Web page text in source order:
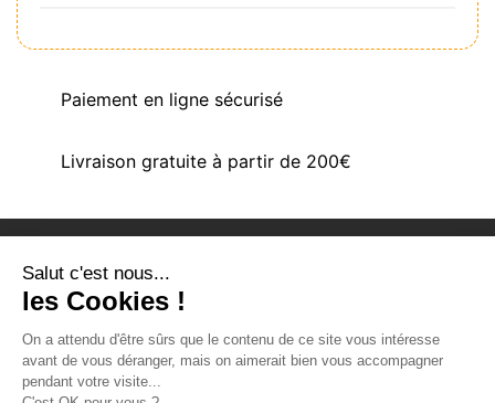
Paiement en ligne sécurisé
Livraison gratuite à partir de 200€
PRODUITS
NOTRE SOCIÉTÉ
VOTRE COMPTE
Salut c'est nous...
les Cookies !
On a attendu d'être sûrs que le contenu de ce site vous intéresse
avant de vous déranger, mais on aimerait bien vous accompagner
pendant votre visite...